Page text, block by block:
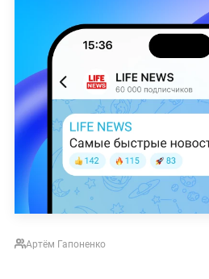
Артём Гапоненко